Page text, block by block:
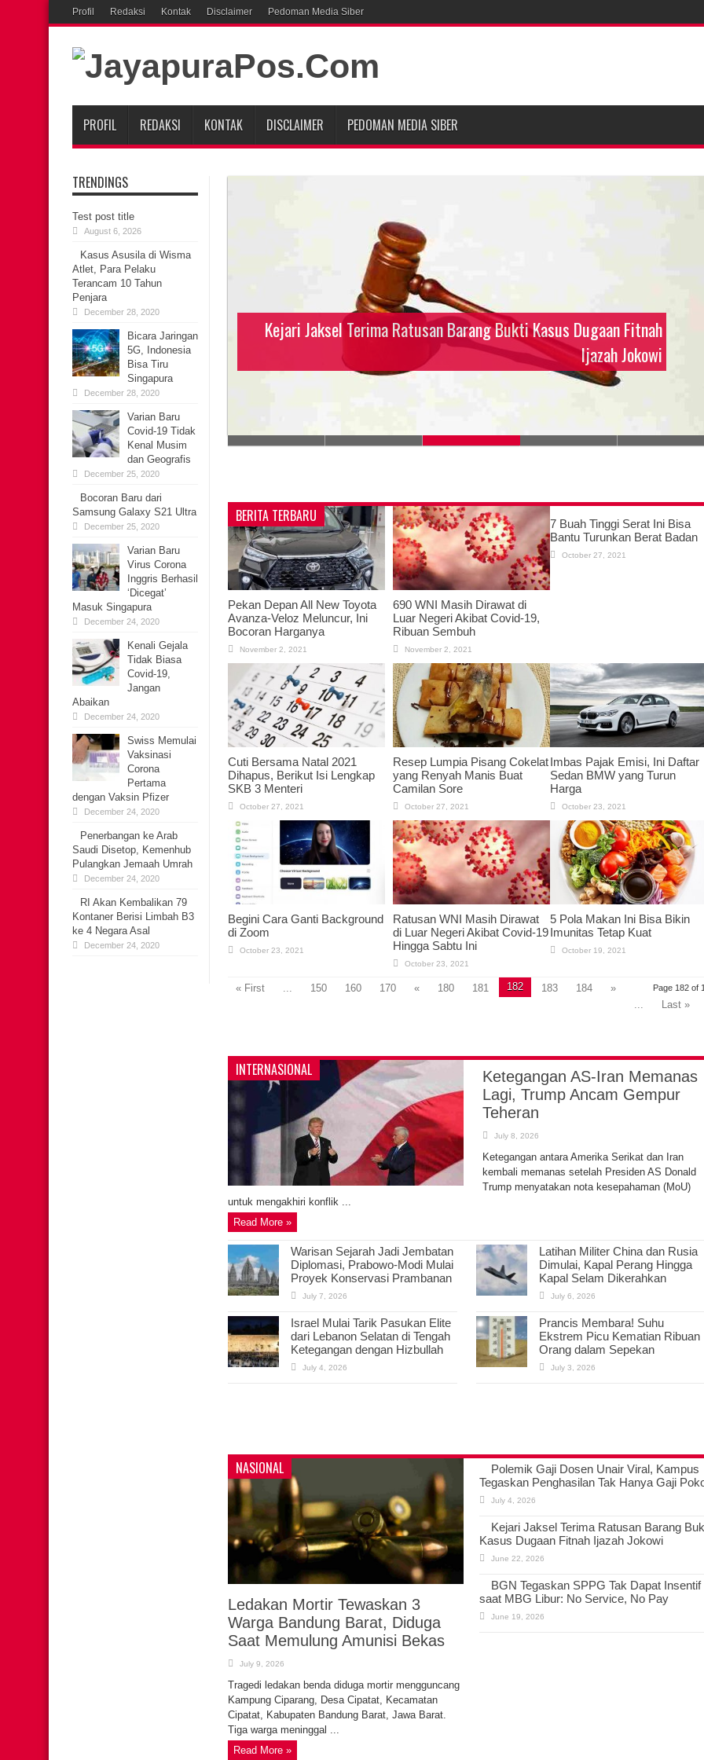
Profil Redaksi Kontak Disclaimer Pedoman Media Siber
PROFIL REDAKSI KONTAK DISCLAIMER PEDOMAN MEDIA SIBER
Kejari Jaksel Terima Ratusan Barang Bukti Kasus Dugaan Fitnah
Ijazah Jokowi
BERITA TERBARU
Pekan Depan All New Toyota
Avanza-Veloz Meluncur, Ini
Bocoran Harganya
November 2, 2021
690 WNI Masih Dirawat di
Luar Negeri Akibat Covid-19,
Ribuan Sembuh
November 2, 2021
7 Buah Tinggi Serat Ini Bisa
Bantu Turunkan Berat Badan
October 27, 2021
Cuti Bersama Natal 2021
Dihapus, Berikut Isi Lengkap
SKB 3 Menteri
October 27, 2021
Resep Lumpia Pisang Cokelat
yang Renyah Manis Buat
Camilan Sore
October 27, 2021
Imbas Pajak Emisi, Ini Daftar
Sedan BMW yang Turun
Harga
October 23, 2021
Begini Cara Ganti Background
di Zoom
October 23, 2021
Ratusan WNI Masih Dirawat
di Luar Negeri Akibat Covid-19
Hingga Sabtu Ini
October 23, 2021
5 Pola Makan Ini Bisa Bikin
Imunitas Tetap Kuat
October 19, 2021
Page 182 of
« First ... 150 160 170 « 180 181 182 183 184
»
...
Last »
INTERNASIONAL
Ketegangan AS-Iran Memanas
Lagi, Trump Ancam Gempur
Teheran
July 8, 2026
Ketegangan antara Amerika Serikat dan Iran
kembali memanas setelah Presiden AS Donald
Trump menyatakan nota kesepahaman (MoU)
untuk mengakhiri konflik ...
Read More »
Warisan Sejarah Jadi Jembatan
Diplomasi, Prabowo-Modi Mulai
Proyek Konservasi Prambanan
July 7, 2026
Latihan Militer China dan Rusia
Dimulai, Kapal Perang Hingga
Kapal Selam Dikerahkan
July 6, 2026
Israel Mulai Tarik Pasukan Elite
dari Lebanon Selatan di Tengah
Ketegangan dengan Hizbullah
July 4, 2026
Prancis Membara! Suhu
Ekstrem Picu Kematian Ribuan
Orang dalam Sepekan
July 3, 2026
TRENDINGS
Test post title
August 6, 2026
Kasus Asusila di Wisma
Atlet, Para Pelaku
Terancam 10 Tahun
Penjara
December 28, 2020
Bicara Jaringan
5G, Indonesia
Bisa Tiru
Singapura
December 28, 2020
Varian Baru
Covid-19 Tidak
Kenal Musim
dan Geografis
December 25, 2020
Bocoran Baru dari
Samsung Galaxy S21 Ultra
December 25, 2020
Varian Baru
Virus Corona
Inggris Berhasil
‘Dicegat’
Masuk Singapura
December 24, 2020
Kenali Gejala
Tidak Biasa
Covid-19,
Jangan
Abaikan
December 24, 2020
Swiss Memulai
Vaksinasi
Corona
Pertama
dengan Vaksin Pfizer
December 24, 2020
Penerbangan ke Arab
Saudi Disetop, Kemenhub
Pulangkan Jemaah Umrah
December 24, 2020
RI Akan Kembalikan 79
Kontaner Berisi Limbah B3
ke 4 Negara Asal
December 24, 2020
NASIONAL
Ledakan Mortir Tewaskan 3
Warga Bandung Barat, Diduga
Saat Memulung Amunisi Bekas
July 9, 2026
Tragedi ledakan benda diduga mortir mengguncang
Kampung Ciparang, Desa Cipatat, Kecamatan
Cipatat, Kabupaten Bandung Barat, Jawa Barat.
Tiga warga meninggal ...
Read More »
Polemik Gaji Dosen Unair Viral, Kampus
Tegaskan Penghasilan Tak Hanya Gaji
July 4, 2026
Kejari Jaksel Terima Ratusan Barang
Kasus Dugaan Fitnah Ijazah Jokowi
June 22, 2026
BGN Tegaskan SPPG Tak Dapat Insentif
saat MBG Libur: No Service, No Pay
June 19, 2026